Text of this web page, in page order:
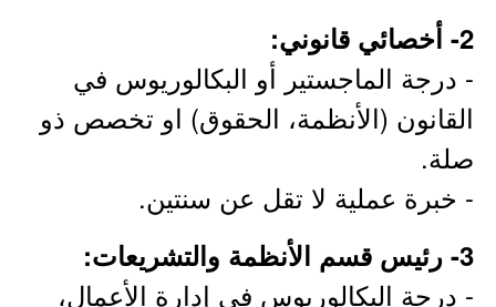
2- أخصائي قانوني:
- درجة الماجستير أو البكالوريوس في
القانون (الأنظمة، الحقوق) او تخصص ذو
صلة.
- خبرة عملية لا تقل عن سنتين.
3- رئيس قسم الأنظمة والتشريعات:
- درجة البكالوريوس في إدارة الأعمال،